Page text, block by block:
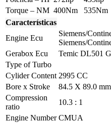
Torque – NM 400Nm 535Nm
Características
Engine Ecu
Siemens/
Siemens/
Gerabox Ecu
Temic DL501
Type of Turbo
Cylider Content 2995 CC
Bore x Stroke
84.5 X 89.0 mm
Compression
ratio
10.3 : 1
Engine Number CMUA